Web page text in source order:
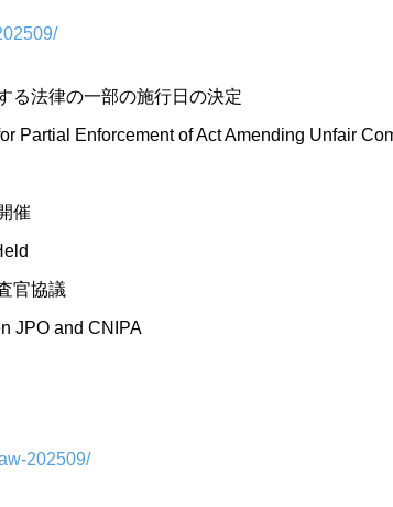
る法律の一部の施行日の決定
Partial Enforcement of Act Amending Unfair
催
官協議
JPO and CNIPA
202509/